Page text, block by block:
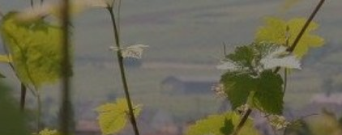
Aller
au
contenu